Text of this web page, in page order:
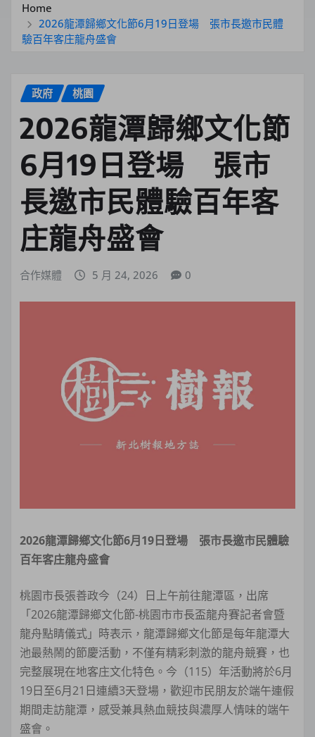
Home
2026龍潭歸鄉文化節6月19日登場 張市長邀市民體
驗百年客庄龍舟盛會
政府 桃園
2026龍潭歸鄉文化節
6月19日登場 張市
長邀市民體驗百年客
庄龍舟盛會
合作媒體 5 月 24, 2026 0
2026龍潭歸鄉文化節6月19日登場 張市長邀市民體驗
百年客庄龍舟盛會
桃園市長張善政今（24）日上午前往龍潭區，出席
「2026龍潭歸鄉文化節-桃園市市長盃龍舟賽記者會暨
龍舟點睛儀式」時表示，龍潭歸鄉文化節是每年龍潭大
池最熱鬧的節慶活動，不僅有精彩刺激的龍舟競賽，也
完整展現在地客庄文化特色。今（115）年活動將於6月
19日至6月21日連續3天登場，歡迎市民朋友於端午連假
期間走訪龍潭，感受兼具熱血競技與濃厚人情味的端午
盛會。